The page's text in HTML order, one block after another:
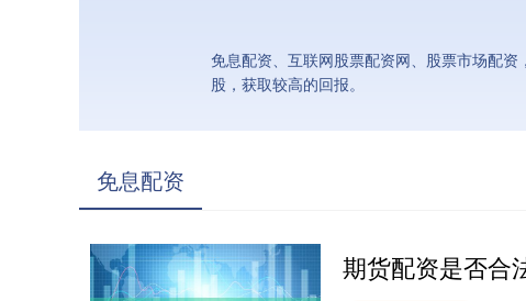
免息配资、互联网股票配资网、股票市场配
股，获取较高的回报。
免息配资